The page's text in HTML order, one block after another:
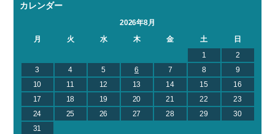
カレンダー
2026年8月
月
火 水 木 金 土
日
1
2
3
4 5 6 7 8
9
10
11 12 13 14 15
16
17
18 19 20 21 22
23
24
25 26 27 28 29
30
31